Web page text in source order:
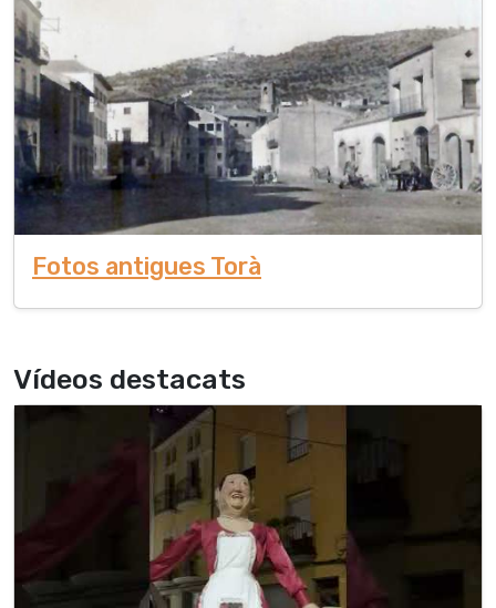
Fotos antigues Torà
Vídeos destacats